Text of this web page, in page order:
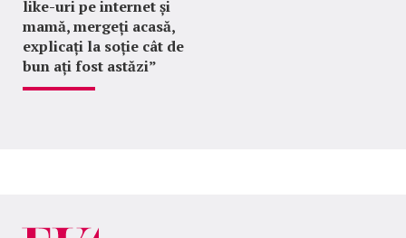
like-uri pe internet și
mamă, mergeți acasă,
explicați la soție cât de
bun ați fost astăzi”